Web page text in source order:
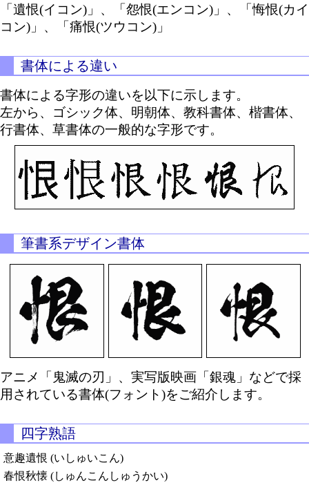
「遺恨(イコン)」、「怨恨(エンコン)」、「悔恨(カイ
コン)」、「痛恨(ツウコン)」
書体による違い
書体による字形の違いを以下に示します。
左から、ゴシック体、明朝体、教科書体、楷書体、
行書体、草書体の一般的な字形です。
筆書系デザイン書体
アニメ「鬼滅の刃」、実写版映画「銀魂」などで採
用されている書体(フォント)をご紹介します。
四字熟語
意趣遺恨 (いしゅいこん)
春恨秋懐 (しゅんこんしゅうかい)